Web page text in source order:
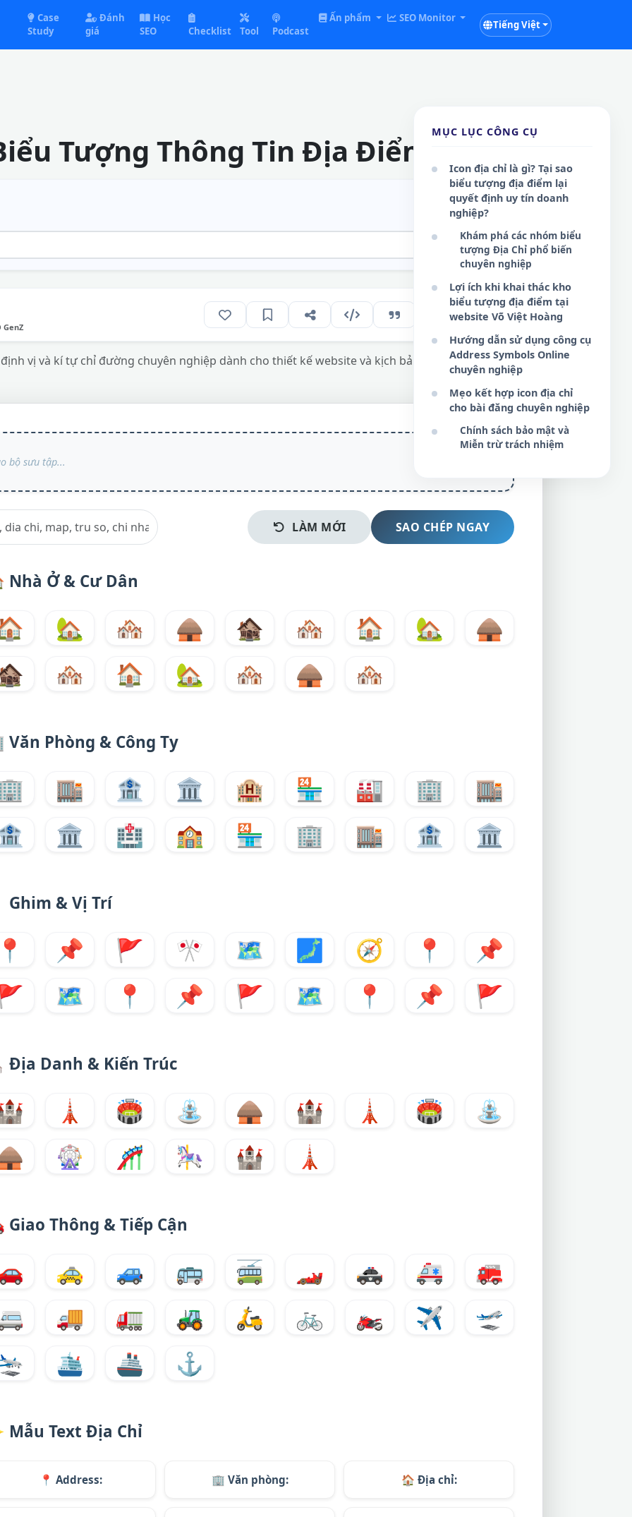
Case
Study
Đánh
giá
Học
SEO
Checklist Tool Podcast
Ấn phẩm SEO Monitor
Tiếng Việt
Tượng Thông Tin Địa Điểm Online
157
vị và kí tự chỉ đường chuyên nghiệp dành cho thiết kế website và kịch bản nội dung không gian.
LÀM MỚI SAO CHÉP NGAY
Nhà Ở & Cư Dân
🏡 🏘️ 🛖 🏚️ 🏘️ 🏠 🏡
🛖
🏘️ 🏠 🏡 🏘️ 🛖 🏘️
Văn Phòng & Công Ty
🏬 🏦 🏛️ 🏨 🏪 🏭 🏢
🏬
🏛️ 🏥 🏫 🏪 🏢 🏬 🏦 🏛️
Ghim & Vị Trí
📌 🚩 🎌 🗺️ 🗾 🧭 📍
📌
🗺️ 📍 📌 🚩 🗺️ 📍 📌 🚩
Địa Danh & Kiến Trúc
🗼 🏟️ ⛲ 🛖 🏰 🗼 🏟️
⛲
🎡 🎢 🎠 🏰 🗼
Giao Thông & Tiếp Cận
🚕 🚙 🚌 🚎 🏎️ 🚓 🚑
🚒
🚚 🚛 🚜 🛵 🚲 🏍️ ✈️
🛫
🛳️ 🚢 ⚓
Mẫu Text Địa Chỉ
📍 Address: 🏢 Văn phòng: 🏠 Địa chỉ:
MỤC LỤC CÔNG CỤ
Icon địa chỉ là gì? Tại sao
biểu tượng địa điểm lại
quyết định uy tín doanh
nghiệp?
Khám phá các nhóm biểu
tượng Địa Chỉ phổ biến
chuyên nghiệp
Lợi ích khi khai thác kho
biểu tượng địa điểm tại
website Võ Việt Hoàng
Hướng dẫn sử dụng công cụ
Address Symbols Online
chuyên nghiệp
Mẹo kết hợp icon địa chỉ
cho bài đăng chuyên nghiệp
Chính sách bảo mật và
Miễn trừ trách nhiệm